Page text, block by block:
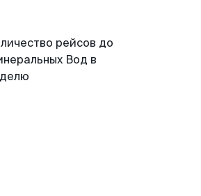
рейсов до
Вод в